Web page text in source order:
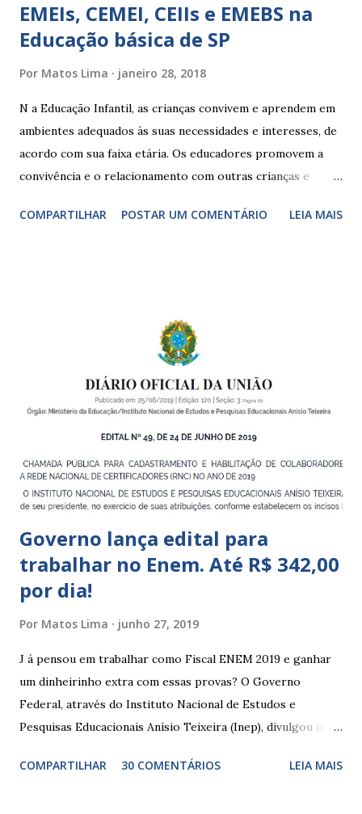
EMEIs, CEMEI, CEIIs e EMEBS na
Educação básica de SP
Por Matos Lima janeiro 28, 2018
N a Educação Infantil, as crianças convivem e aprendem em
ambientes adequados às suas necessidades e interesses, de
acordo com sua faixa etária. Os educadores promovem a
convivência e o relacionamento com outras crianças e
garantir o direito das crianças a uma educação integral e de
crianças de zero a 3 anos e 11 meses; – EMEIs - Escolas
Municipais de Educação Infantil, que atendem crianças de 4
a 5 anos e 11 meses; – CEMEI - Centro Municipal de
Educação Infantil, que recebe crianças de zero a 5 anos e 11
Indígena, e trabalham com cri...
COMPARTILHAR POSTAR UM COMENTÁRIO LEIA MAIS
Governo lança edital para
trabalhar no Enem. Até R$ 342,00
por dia!
Por Matos Lima junho 27, 2019
J á pensou em trabalhar como Fiscal ENEM 2019 e ganhar
um dinheirinho extra com essas provas? O Governo
Federal, através do Instituto Nacional de Estudos e
Pesquisas Educacionais Anísio Teixeira (Inep), divulgou o
Enem 2019. O Exame Nacional do Ensino Médio ou ENEM é
COMPARTILHAR 30 COMENTÁRIOS LEIA MAIS